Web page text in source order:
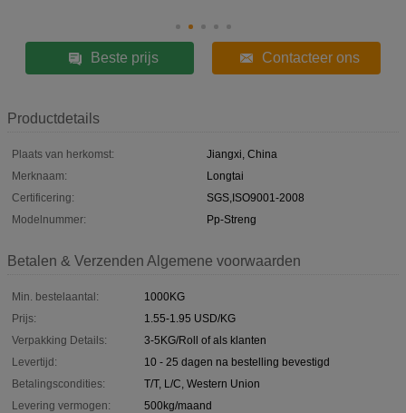
Beste prijs Contacteer ons
Productdetails
Plaats van herkomst:
Jiangxi, China
Merknaam:
Longtai
Certificering:
SGS,ISO9001-2008
Modelnummer:
Pp-Streng
Betalen & Verzenden Algemene voorwaarden
Min. bestelaantal:
1000KG
Prijs:
1.55-1.95 USD/KG
Verpakking Details:
3-5KG/Roll of als klanten
Levertijd:
10 - 25 dagen na bestelling bevestigd
Betalingscondities:
T/T, L/C, Western Union
Levering vermogen:
500kg/maand